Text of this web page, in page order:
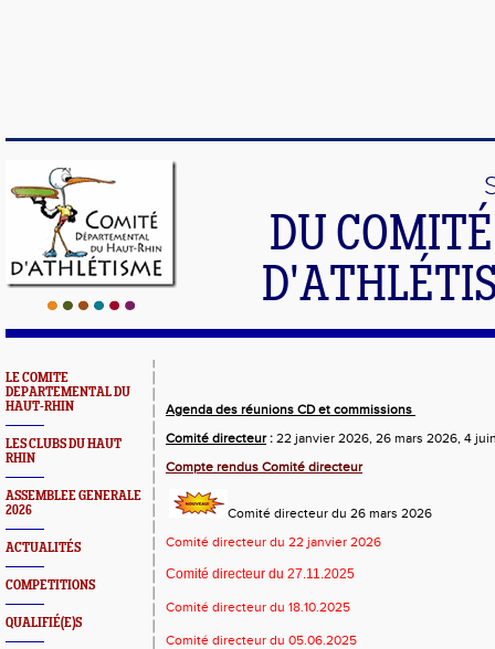
DU
LE COMITE
DEPARTEMENTAL DU
HAUT-RHIN
LES CLUBS DU HAUT
RHIN
ASSEMBLEE GENERALE
2026
ACTUALITÉS
COMPETITIONS
QUALIFIÉ(E)S
Agenda des réunions CD et commissions
Comité directeur: 22 janvier 2026, 26 mars 2026, 4
Compte rendus Comité directeur
Comité directeur du 26 mars 2026
Comité directeur du 22 janvier 2026
Comité directeur du 27.11.2025
Comité directeur du 18.10.2025
Comité directeur du 05.06.2025